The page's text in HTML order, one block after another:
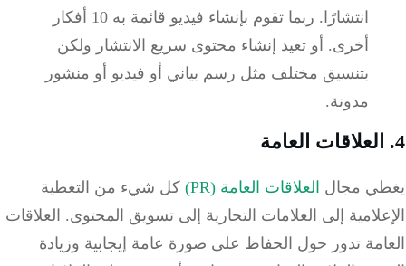
انتشارًا.
ربما تقوم بإنشاء فيديو قائمة به 10 أفكار
أخرى. أو تعيد إنشاء محتوى سريع الانتشار ولكن
بتنسيق مختلف مثل رسم بياني أو فيديو أو منشور
مدونة.
مجالالعلاقات العامة (PR)
كل شيء من التغطية
إلى العلامات التجارية إلى تسويق المحتوى.العلاقات
تدور حول الحفاظ على صورة عامة إيجابية وزيادة